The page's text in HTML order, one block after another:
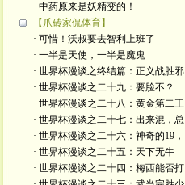
· 中药原来是妖精变的！
【爪砖家侃体育】
· 可惜！沃叔要去智利上班了
· 一半是天使，一半是魔鬼
· 世界杯漫谈之终结篇：正义战胜邪
· 世界杯漫谈之二十九：要脸不？
· 世界杯漫谈之二十八：黄金第二王
· 世界杯漫谈之二十七：出来混，总
· 世界杯漫谈之二十六：神奇的19，
· 世界杯漫谈之二十五：天下无牛
· 世界杯漫谈之二十四：梅西能否打